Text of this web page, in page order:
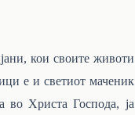
кои своите животи
е и светиот маченик
во Христа Господа, ја